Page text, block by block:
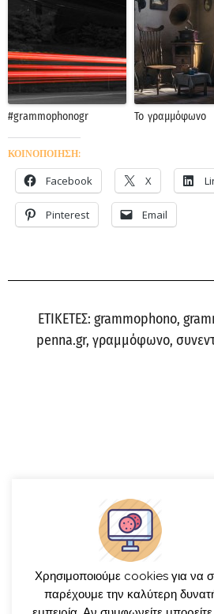
#grammophonogr Το γραμμόφωνο
ΚΟΙΝΟΠΟΙΗΣΗ:
Facebook X
Pinterest Email
ΕΤΙΚΕΤΕΣ: grammophono,
penna.gr, γραμμόφωνο,
Χρησιμοποιούμε cookies για να
παρέχουμε την καλύτερη